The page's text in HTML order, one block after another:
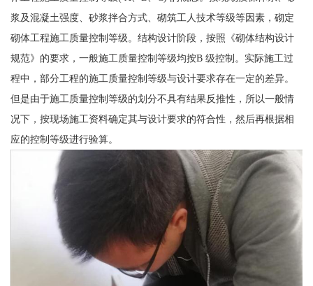
浆及混凝土强度、砂浆拌合方式、砌筑工人技术等级等因素，砌定
砌体工程施工质量控制等级。结构设计阶段，按照《砌体结构设计
规范》的要求，一般施工质量控制等级均按B 级控制。实际施工过
程中，部分工程的施工质量控制等级与设计要求存在一定的差异。
但是由于施工质量控制等级的划分不具有结果反推性，所以一般情
况下，按现场施工资料确定其与设计要求的符合性，然后再根据相
应的控制等级进行验算。